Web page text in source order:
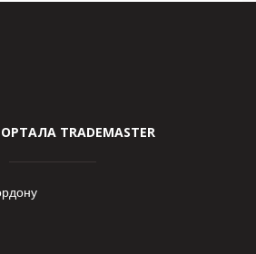
TRADEMASTER